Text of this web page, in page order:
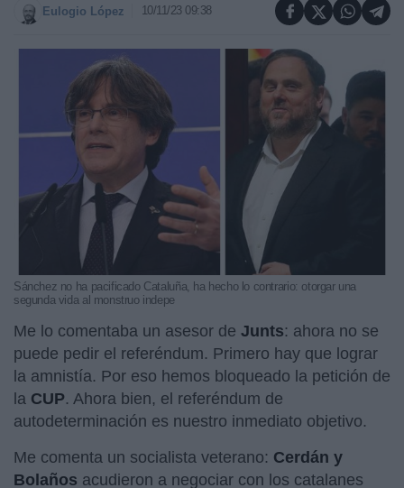
Eulogio López 10/11/23 09:38
Sánchez no ha pacificado Cataluña, ha hecho lo contrario: otorgar una
segunda vida al monstruo indepe
Me lo comentaba un asesor de Junts: ahora no se
puede pedir el referéndum. Primero hay que lograr
la amnistía. Por eso hemos bloqueado la petición de
la CUP. Ahora bien, el referéndum de
autodeterminación es nuestro inmediato objetivo.
Me comenta un socialista veterano: Cerdán y
Bolaños acudieron a negociar con los catalanes